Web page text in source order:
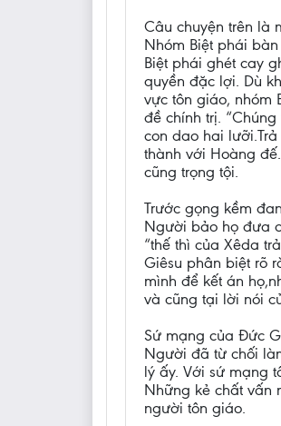
Câu chuyện trên là
Nhóm Biệt phái
Biệt phái ghét cay
quyền đặc lợi. Dù
vực tôn giáo, nhóm
đề chính trị.
con dao hai
thành với Hoàng
cũng trọng tội.
Trước gọng kềm
Người bảo họ đưa
“thế thì của Xêda
Giêsu phân biệt rõ
mình để kết án
và cũng tại lời nói
Sứ mạng của Đức
Người đã từ chối
lý ấy. Với sứ mạng
Những kẻ chất vấn
người tôn giáo.